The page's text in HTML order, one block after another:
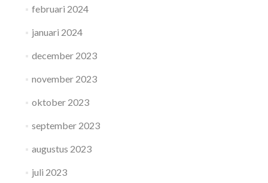
februari 2024
januari 2024
december 2023
november 2023
oktober 2023
september 2023
augustus 2023
juli 2023